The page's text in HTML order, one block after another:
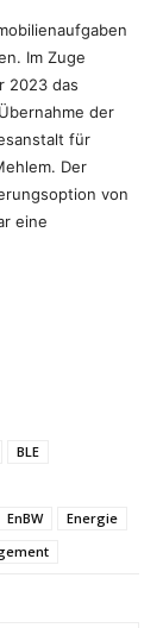
Im Zuge
2023 das
der
für
Der
von
eine
BLE
EnBW
Energie